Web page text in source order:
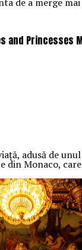
and Princesses
adusă de
Monaco,